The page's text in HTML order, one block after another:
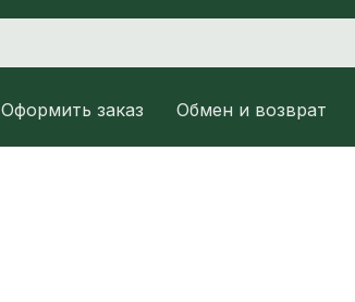
Оформить заказ Обмен и возврат